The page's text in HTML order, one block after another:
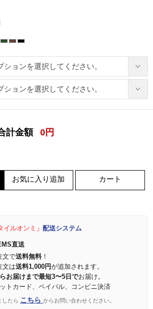
計金額 0 円
お気に入り追加 カート
イルオンミ」 配送システム
直送
文で送料無料！
文は送料1,000円が追加されます。
お届けまで最短3〜5日でお届け。
トカード、ペイパル、コンビニ決済
したら こちら からお問い合わせください。